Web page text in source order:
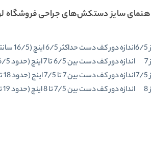
سایز دستکش‌های جراحی فروشگاه
5
اندازه دور کف دست حداکثر 6/5 اینچ (16/5 سانتی‌متر)
7
اندازه دور کف دست بین 6/5 تا 7 اینچ (حدود 16/5 تا 18 سانتی‌متر)
5
اندازه دور کف دست بین 7 تا 7/5 اینچ (حدود 18 تا 19 سانتی‌متر)
8
اندازه دور کف دست بین 7/5 تا 8 اینچ (حدود 19 تا 20/5 سانتی‌متر)